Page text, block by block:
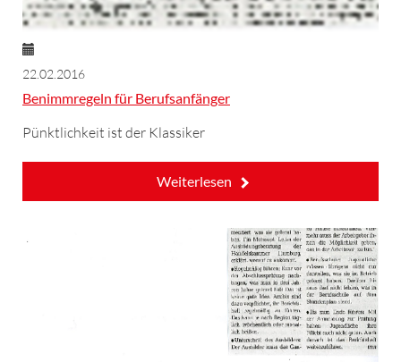
22.02.2016
Benimmregeln für Berufsanfänger
Pünktlichkeit ist der Klassiker
Weiterlesen